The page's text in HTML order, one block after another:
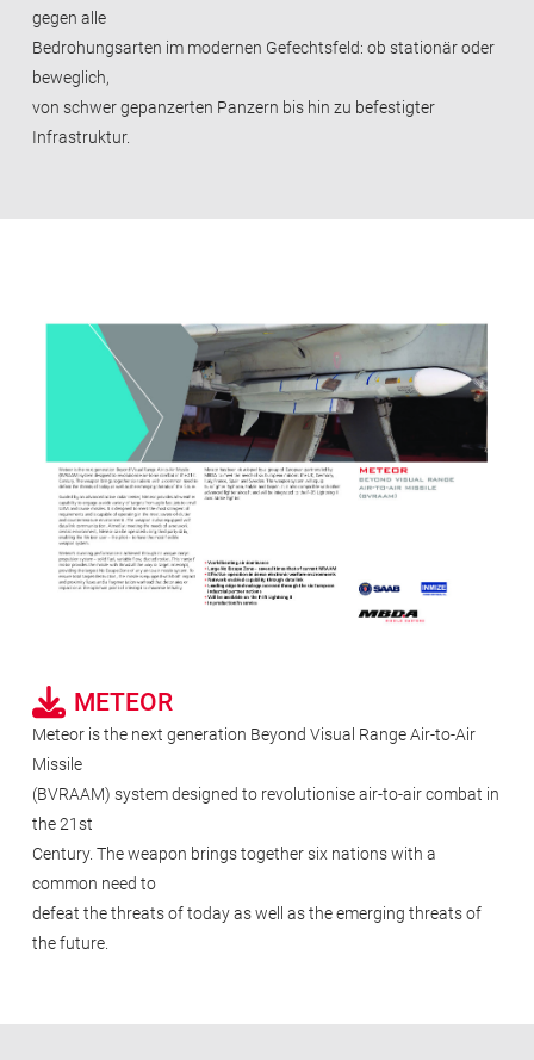
gegen alle
Bedrohungsarten im modernen Gefechtsfeld: ob stationär oder
beweglich,
von schwer gepanzerten Panzern bis hin zu befestigter
Infrastruktur.
METEOR
Meteor is the next generation Beyond Visual Range Air-to-Air
Missile
(BVRAAM) system designed to revolutionise air-to-air combat in
the 21st
Century. The weapon brings together six nations with a
common need to
defeat the threats of today as well as the emerging threats of
the future.